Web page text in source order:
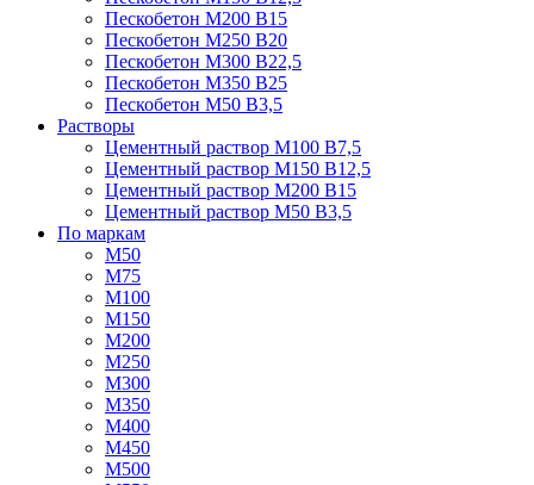
Пескобетон М200 В15
Пескобетон М250 В20
Пескобетон М300 В22,5
Пескобетон М350 В25
Пескобетон М50 В3,5
Растворы
Цементный раствор М100 В7,5
Цементный раствор М150 В12,5
Цементный раствор М200 В15
Цементный раствор М50 В3,5
По маркам
М50
М75
М100
М150
М200
М250
М300
М350
М400
М450
М500